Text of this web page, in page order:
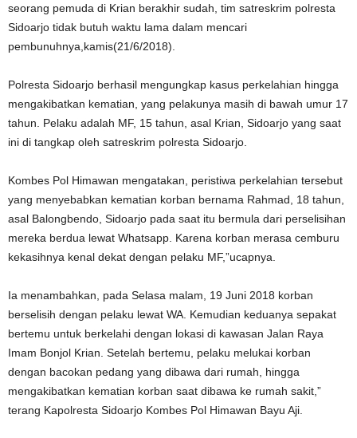
seorang pemuda di Krian berakhir sudah, tim satreskrim polresta
Sidoarjo tidak butuh waktu lama dalam mencari
pembunuhnya,kamis(21/6/2018).
Polresta Sidoarjo berhasil mengungkap kasus perkelahian hingga
mengakibatkan kematian, yang pelakunya masih di bawah umur 17
tahun. Pelaku adalah MF, 15 tahun, asal Krian, Sidoarjo yang saat
ini di tangkap oleh satreskrim polresta Sidoarjo.
Kombes Pol Himawan mengatakan, peristiwa perkelahian tersebut
yang menyebabkan kematian korban bernama Rahmad, 18 tahun,
asal Balongbendo, Sidoarjo pada saat itu bermula dari perselisihan
mereka berdua lewat Whatsapp. Karena korban merasa cemburu
kekasihnya kenal dekat dengan pelaku MF,”ucapnya.
Ia menambahkan, pada Selasa malam, 19 Juni 2018 korban
berselisih dengan pelaku lewat WA. Kemudian keduanya sepakat
bertemu untuk berkelahi dengan lokasi di kawasan Jalan Raya
Imam Bonjol Krian. Setelah bertemu, pelaku melukai korban
dengan bacokan pedang yang dibawa dari rumah, hingga
mengakibatkan kematian korban saat dibawa ke rumah sakit,”
terang Kapolresta Sidoarjo Kombes Pol Himawan Bayu Aji.